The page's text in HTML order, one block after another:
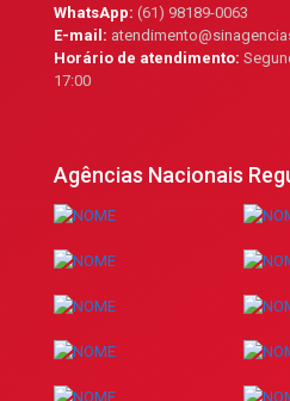
WhatsApp: (61) 98189-0063
E-mail:
Horário de atendimento:
17:00
Agências Nacionais